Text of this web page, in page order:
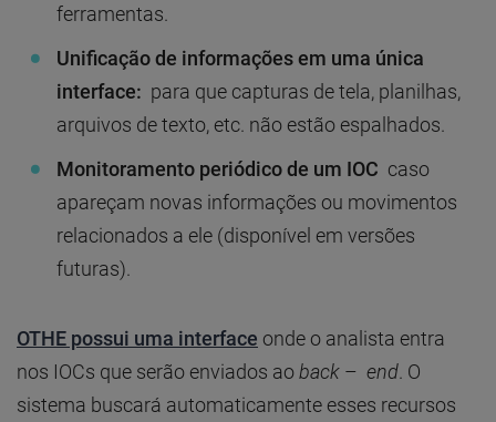
ferramentas.
Unificação de informações em uma única
interface: para que capturas de tela, planilhas,
arquivos de texto, etc. não estão espalhados.
Monitoramento periódico de um IOC caso
apareçam novas informações ou movimentos
relacionados a ele (disponível em versões
futuras).
OTHE possui uma interface onde o analista entra
nos IOCs que serão enviados aoback – end . O
sistema buscará automaticamente esses recursos